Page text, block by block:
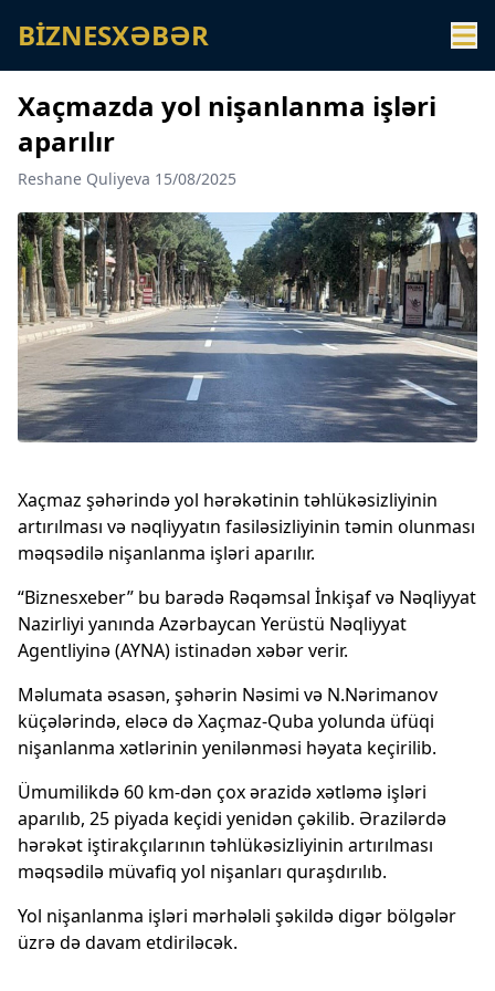
BİZNESXƏBƏR
Xaçmazda yol nişanlanma işləri
aparılır
Reshane Quliyeva 15/08/2025
Xaçmaz şəhərində yol hərəkətinin təhlükəsizliyinin
artırılması və nəqliyyatın fasiləsizliyinin təmin olunması
məqsədilə nişanlanma işləri aparılır.
“Biznesxeber” bu barədə Rəqəmsal İnkişaf və Nəqliyyat
Nazirliyi yanında Azərbaycan Yerüstü Nəqliyyat
Agentliyinə (AYNA) istinadən xəbər verir.
Məlumata əsasən, şəhərin Nəsimi və N.Nərimanov
küçələrində, eləcə də Xaçmaz-Quba yolunda üfüqi
nişanlanma xətlərinin yenilənməsi həyata keçirilib.
Ümumilikdə 60 km-dən çox ərazidə xətləmə işləri
aparılıb, 25 piyada keçidi yenidən çəkilib. Ərazilərdə
hərəkət iştirakçılarının təhlükəsizliyinin artırılması
məqsədilə müvafiq yol nişanları quraşdırılıb.
Yol nişanlanma işləri mərhələli şəkildə digər bölgələr
üzrə də davam etdiriləcək.